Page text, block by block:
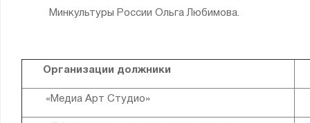
Минкультуры России Ольга Любимова.
Организации должники
«Медиа Арт Студио»